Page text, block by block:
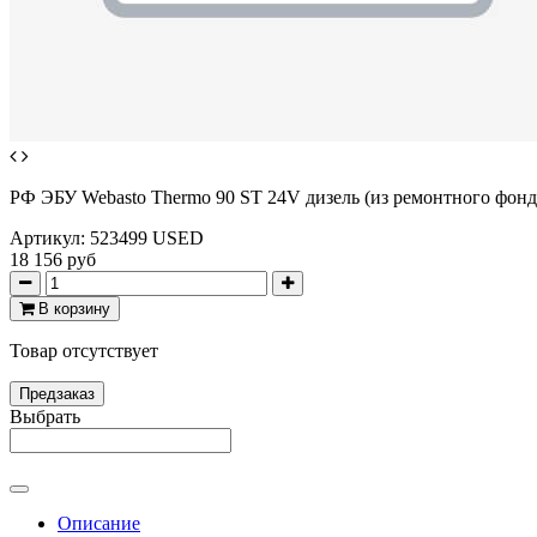
РФ ЭБУ Webasto Thermo 90 ST 24V дизель (из ремонтного
Артикул: 523499 USED
18 156 руб
В корзину
Товар отсутствует
Предзаказ
Выбрать
Описание